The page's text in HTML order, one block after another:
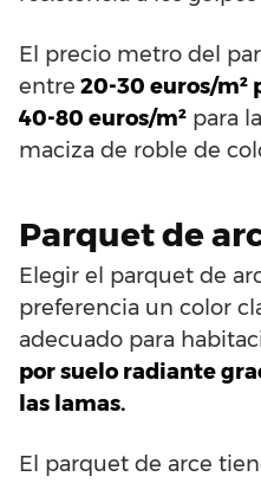
El precio metro del
entre 20-30 euros/m²
40-80 euros/m² para
maciza de roble de
Parquet de
Elegir el parquet de
preferencia un color
adecuado para
por suelo radiante
las lamas.
El parquet de arce